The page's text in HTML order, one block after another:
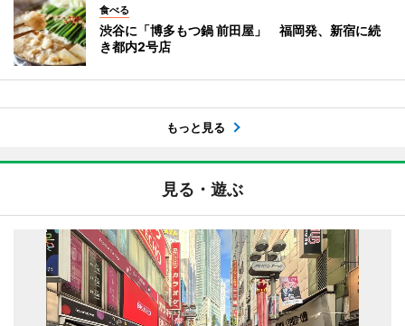
食べる
渋谷に「博多もつ鍋 前田屋」 福岡発、新宿に続
き都内2号店
もっと見る
見る・遊ぶ